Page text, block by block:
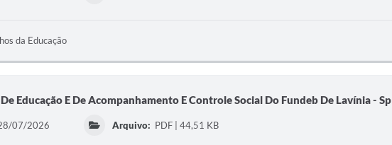
da Educação
Educação E De Acompanhamento E Controle Social Do Fundeb De Lavínia - Sp
07/2026 Arquivo: PDF | 44,51 KB